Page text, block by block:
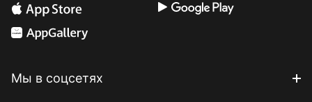
Мы в соцсетях